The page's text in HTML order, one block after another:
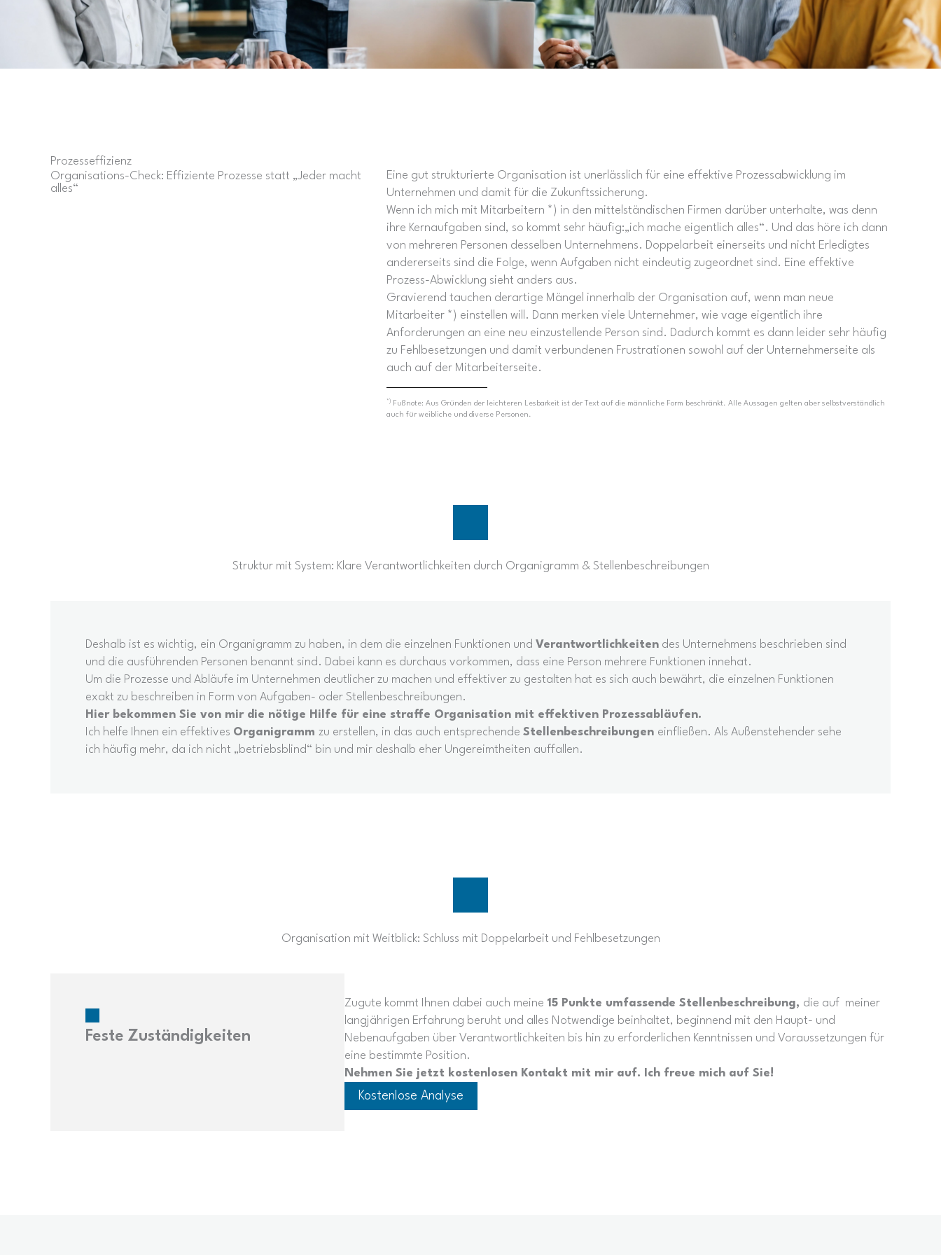
Prozesseffizienz
Organisations-Check: Effiziente Prozesse statt „Jeder macht
alles“
Eine gut strukturierte Organisation ist unerlässlich für eine effektive Prozessabwicklung im
Unternehmen und damit für die Zukunftssicherung.
Wenn ich mich mit Mitarbeitern *) in den mittelständischen Firmen darüber unterhalte, was denn
ihre Kernaufgaben sind, so kommt sehr häufig:„ich mache eigentlich alles“. Und das höre ich dann
von mehreren Personen desselben Unternehmens. Doppelarbeit einerseits und nicht Erledigtes
andererseits sind die Folge, wenn Aufgaben nicht eindeutig zugeordnet sind. Eine effektive
Prozess-Abwicklung sieht anders aus.
Gravierend tauchen derartige Mängel innerhalb der Organisation auf, wenn man neue
Mitarbeiter *) einstellen will. Dann merken viele Unternehmer, wie vage eigentlich ihre
Anforderungen an eine neu einzustellende Person sind. Dadurch kommt es dann leider sehr häufig
zu Fehlbesetzungen und damit verbundenen Frustrationen sowohl auf der Unternehmerseite als
auch auf der Mitarbeiterseite.
*)
Fußnote: Aus Gründen der leichteren Lesbarkeit ist der Text auf die männliche Form beschränkt. Alle Aussagen gelten aber selbstverständlich
auch für weibliche und diverse Personen.
Struktur mit System: Klare Verantwortlichkeiten durch Organigramm & Stellenbeschreibungen
Deshalb ist es wichtig, ein Organigramm zu haben, in dem die einzelnen Funktionen und Verantwortlichkeiten des Unternehmens beschrieben sind
und die ausführenden Personen benannt sind. Dabei kann es durchaus vorkommen, dass eine Person mehrere Funktionen innehat.
Um die Prozesse und Abläufe im Unternehmen deutlicher zu machen und effektiver zu gestalten hat es sich auch bewährt, die einzelnen Funktionen
exakt zu beschreiben in Form von Aufgaben- oder Stellenbeschreibungen.
Hier bekommen Sie von mir die nötige Hilfe für eine straffe Organisation mit effektiven Prozessabläufen.
Ich helfe Ihnen ein effektives Organigramm zu erstellen, in das auch entsprechende Stellenbeschreibungen einfließen. Als Außenstehender sehe
ich häufig mehr, da ich nicht „betriebsblind“ bin und mir deshalb eher Ungereimtheiten auffallen.
Organisation mit Weitblick: Schluss mit Doppelarbeit und Fehlbesetzungen
Feste Zuständigkeiten
Zugute kommt Ihnen dabei auch meine 15 Punkte umfassende Stellenbeschreibung, die auf meiner
langjährigen Erfahrung beruht und alles Notwendige beinhaltet, beginnend mit den Haupt- und
Nebenaufgaben über Verantwortlichkeiten bis hin zu erforderlichen Kenntnissen und Voraussetzungen für
eine bestimmte Position.
Nehmen Sie jetzt kostenlosen Kontakt mit mir auf. Ich freue mich auf Sie!
Kostenlose Analyse